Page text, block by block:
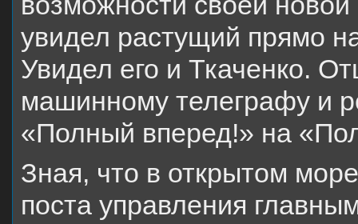
увидел растущий прямо
Увидел его и Ткаченко.
машинному телеграфу и
«Полный вперед!» на
Зная, что в открытом
поста управления